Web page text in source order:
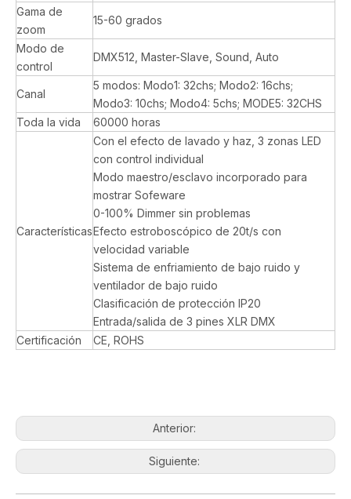
Gama de
zoom
15-60 grados
Modo de
control
DMX512, Master-Slave, Sound, Auto
Canal
5 modos: Modo1: 32chs; Modo2: 16chs;
Modo3: 10chs; Modo4: 5chs; MODE5: 32CHS
Toda la vida
60000 horas
Características
Con el efecto de lavado y haz, 3 zonas LED
con control individual
Modo maestro/esclavo incorporado para
mostrar Sofeware
0-100% Dimmer sin problemas
Efecto estroboscópico de 20t/s con
velocidad variable
Sistema de enfriamiento de bajo ruido y
ventilador de bajo ruido
Clasificación de protección IP20
Entrada/salida de 3 pines XLR DMX
Certificación
CE, ROHS
Anterior:
Siguiente: